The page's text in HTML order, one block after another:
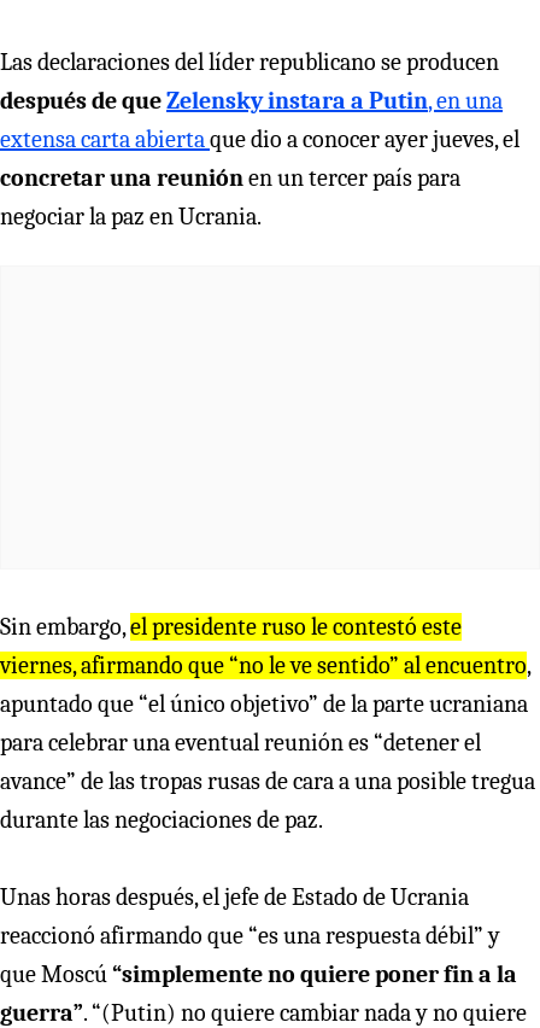
Las declaraciones del líder republicano se producen
después de queZelensky instara a Putin, en una
extensa carta abiertaque dio a conocer ayer jueves, el
concretar una reuniónen un tercer país para
negociar la paz en Ucrania.
Sin embargo,el presidente ruso le contestó este
viernes, afirmando que “no le ve sentido” al encuentro,
apuntado que “el único objetivo” de la parte ucraniana
para celebrar una eventual reunión es “detener el
avance” de las tropas rusas de cara a una posible tregua
durante las negociaciones de paz.
Unas horas después, el jefe de Estado de Ucrania
reaccionó afirmando que “es una respuesta débil” y
que Moscú“simplemente no quiere poner fin a la
guerra”. “(Putin) no quiere cambiar nada y no quiere